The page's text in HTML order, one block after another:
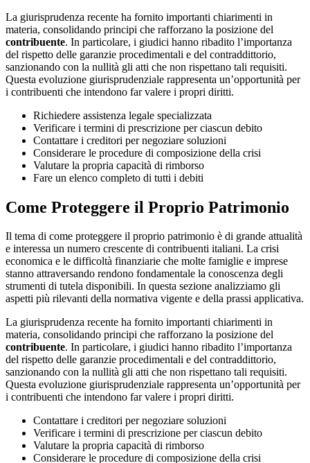
La giurisprudenza recente ha fornito importanti chiarimenti in
materia, consolidando principi che rafforzano la posizione del
contribuente. In particolare, i giudici hanno ribadito l’importanza
del rispetto delle garanzie procedimentali e del contraddittorio,
sanzionando con la nullità gli atti che non rispettano tali requisiti.
Questa evoluzione giurisprudenziale rappresenta un’opportunità per
i contribuenti che intendono far valere i propri diritti.
Richiedere assistenza legale specializzata
Verificare i termini di prescrizione per ciascun debito
Contattare i creditori per negoziare soluzioni
Considerare le procedure di composizione della crisi
Valutare la propria capacità di rimborso
Fare un elenco completo di tutti i debiti
Come Proteggere il Proprio Patrimonio
Il tema di come proteggere il proprio patrimonio è di grande attualità
e interessa un numero crescente di contribuenti italiani. La crisi
economica e le difficoltà finanziarie che molte famiglie e imprese
stanno attraversando rendono fondamentale la conoscenza degli
strumenti di tutela disponibili. In questa sezione analizziamo gli
aspetti più rilevanti della normativa vigente e della prassi applicativa.
La giurisprudenza recente ha fornito importanti chiarimenti in
materia, consolidando principi che rafforzano la posizione del
contribuente. In particolare, i giudici hanno ribadito l’importanza
del rispetto delle garanzie procedimentali e del contraddittorio,
sanzionando con la nullità gli atti che non rispettano tali requisiti.
Questa evoluzione giurisprudenziale rappresenta un’opportunità per
i contribuenti che intendono far valere i propri diritti.
Contattare i creditori per negoziare soluzioni
Verificare i termini di prescrizione per ciascun debito
Valutare la propria capacità di rimborso
Considerare le procedure di composizione della crisi